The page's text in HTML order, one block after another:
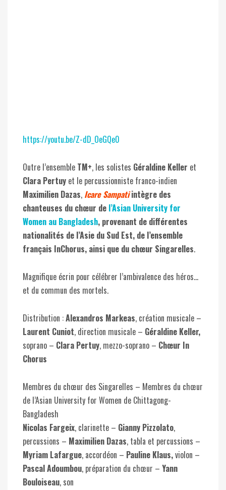
https://youtu.be/Z-dD_OeGQe0
Outre l’ensemble TM+, les solistes Géraldine Keller et
Clara Pertuy et le percussionniste franco-indien
Maximilien Dazas, Icare Sampati intègre des
chanteuses du chœur de l’Asian University for
Women au Bangladesh, provenant de différentes
nationalités de l’Asie du Sud Est, de l’ensemble
français InChorus, ainsi que du chœur Singarelles.
Magnifique écrin pour célébrer l’ambivalence des héros…
et du commun des mortels.
Distribution :Alexandros Markeas, création musicale –
Laurent Cuniot, direction musicale – Géraldine Keller,
soprano – Clara Pertuy, mezzo-soprano – Chœur In
Chorus
Membres du chœur des Singarelles – Membres du chœur
de l’Asian University for Women de Chittagong-
Bangladesh
Nicolas Fargeix, clarinette – Gianny Pizzolato,
percussions – Maximilien Dazas, tabla et percussions –
Myriam Lafargue, accordéon – Pauline Klaus,violon –
Pascal Adoumbou, préparation du chœur – Yann
Bouloiseau, son